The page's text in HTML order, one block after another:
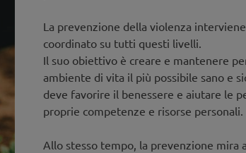
La prevenzione della violenza
coordinato su tutti questi livelli.
Il suo obiettivo è creare e mantenere
ambiente di vita il più possibile sano e
deve favorire il benessere e aiutare le
proprie competenze e risorse personali.
Allo stesso tempo, la prevenzione mira